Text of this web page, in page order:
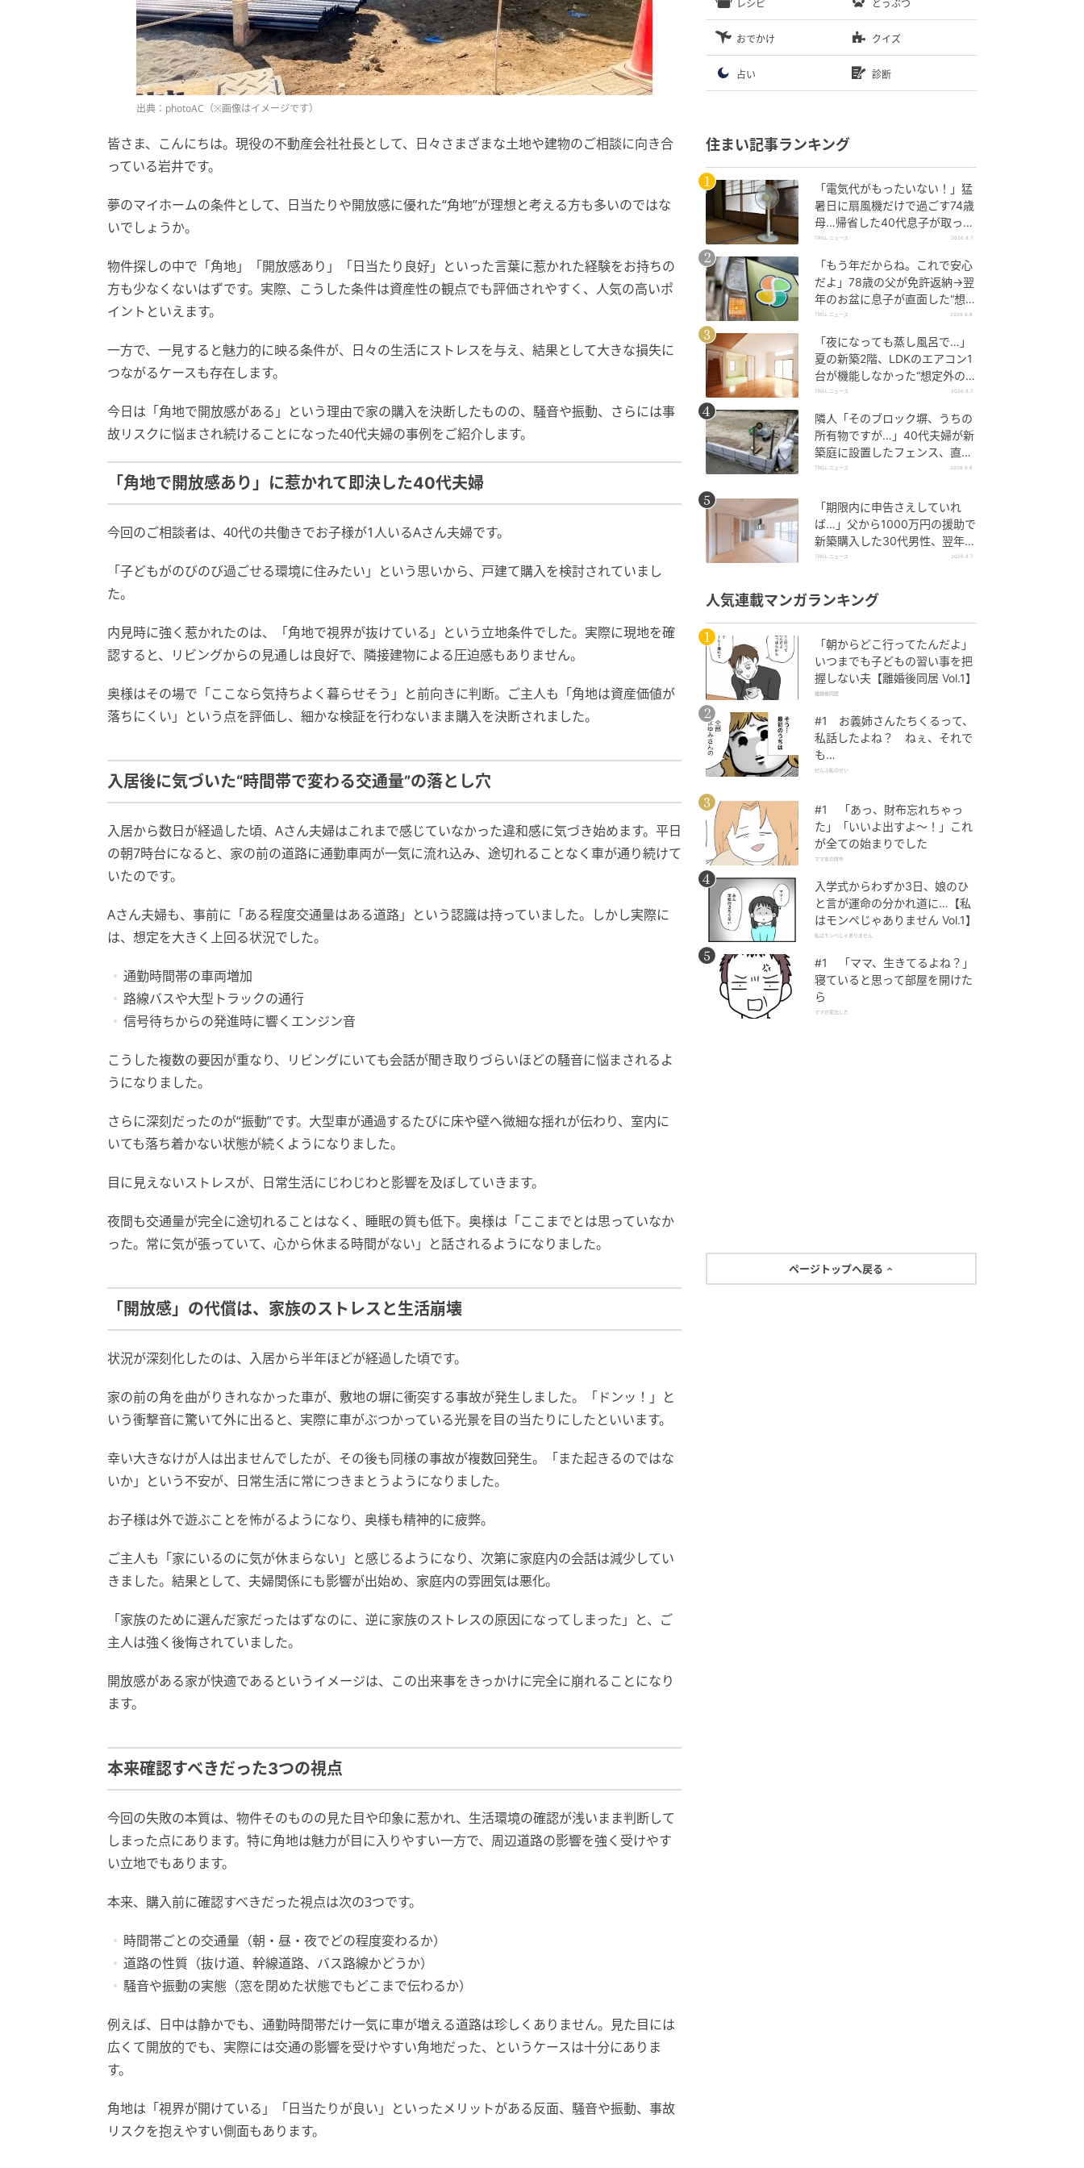
出典：photoAC（※画像はイメージです）
皆さま、こんにちは。現役の不動産会社社長として、日々さまざまな土地や建物のご相談に向き合
っている岩井です。
夢のマイホームの条件として、日当たりや開放感に優れた“角地”が理想と考える方も多いのではな
いでしょうか。
物件探しの中で「角地」「開放感あり」「日当たり良好」といった言葉に惹かれた経験をお持ちの
方も少なくないはずです。実際、こうした条件は資産性の観点でも評価されやすく、人気の高いポ
イントといえます。
一方で、一見すると魅力的に映る条件が、日々の生活にストレスを与え、結果として大きな損失に
つながるケースも存在します。
今日は「角地で開放感がある」という理由で家の購入を決断したものの、騒音や振動、さらには事
故リスクに悩まされ続けることになった40代夫婦の事例をご紹介します。
「角地で開放感あり」に惹かれて即決した40代夫婦
今回のご相談者は、40代の共働きでお子様が1人いるAさん夫婦です。
「子どもがのびのび過ごせる環境に住みたい」という思いから、戸建て購入を検討されていまし
た。
内見時に強く惹かれたのは、「角地で視界が抜けている」という立地条件でした。実際に現地を確
認すると、リビングからの見通しは良好で、隣接建物による圧迫感もありません。
奥様はその場で「ここなら気持ちよく暮らせそう」と前向きに判断。ご主人も「角地は資産価値が
落ちにくい」という点を評価し、細かな検証を行わないまま購入を決断されました。
入居後に気づいた“時間帯で変わる交通量”の落とし穴
入居から数日が経過した頃、Aさん夫婦はこれまで感じていなかった違和感に気づき始めます。平日
の朝7時台になると、家の前の道路に通勤車両が一気に流れ込み、途切れることなく車が通り続けて
いたのです。
Aさん夫婦も、事前に「ある程度交通量はある道路」という認識は持っていました。しかし実際に
は、想定を大きく上回る状況でした。
通勤時間帯の車両増加
路線バスや大型トラックの通行
信号待ちからの発進時に響くエンジン音
こうした複数の要因が重なり、リビングにいても会話が聞き取りづらいほどの騒音に悩まされるよ
うになりました。
さらに深刻だったのが“振動”です。大型車が通過するたびに床や壁へ微細な揺れが伝わり、室内に
いても落ち着かない状態が続くようになりました。
目に見えないストレスが、日常生活にじわじわと影響を及ぼしていきます。
夜間も交通量が完全に途切れることはなく、睡眠の質も低下。奥様は「ここまでとは思っていなか
った。常に気が張っていて、心から休まる時間がない」と話されるようになりました。
「開放感」の代償は、家族のストレスと生活崩壊
状況が深刻化したのは、入居から半年ほどが経過した頃です。
家の前の角を曲がりきれなかった車が、敷地の塀に衝突する事故が発生しました。「ドンッ！」と
いう衝撃音に驚いて外に出ると、実際に車がぶつかっている光景を目の当たりにしたといいます。
幸い大きなけが人は出ませんでしたが、その後も同様の事故が複数回発生。「また起きるのではな
いか」という不安が、日常生活に常につきまとうようになりました。
お子様は外で遊ぶことを怖がるようになり、奥様も精神的に疲弊。
ご主人も「家にいるのに気が休まらない」と感じるようになり、次第に家庭内の会話は減少してい
きました。結果として、夫婦関係にも影響が出始め、家庭内の雰囲気は悪化。
「家族のために選んだ家だったはずなのに、逆に家族のストレスの原因になってしまった」と、ご
主人は強く後悔されていました。
開放感がある家が快適であるというイメージは、この出来事をきっかけに完全に崩れることになり
ます。
本来確認すべきだった3つの視点
今回の失敗の本質は、物件そのものの見た目や印象に惹かれ、生活環境の確認が浅いまま判断して
しまった点にあります。特に角地は魅力が目に入りやすい一方で、周辺道路の影響を強く受けやす
い立地でもあります。
本来、購入前に確認すべきだった視点は次の3つです。
時間帯ごとの交通量（朝・昼・夜でどの程度変わるか）
道路の性質（抜け道、幹線道路、バス路線かどうか）
騒音や振動の実態（窓を閉めた状態でもどこまで伝わるか）
例えば、日中は静かでも、通勤時間帯だけ一気に車が増える道路は珍しくありません。見た目には
広くて開放的でも、実際には交通の影響を受けやすい角地だった、というケースは十分にありま
す。
角地は「視界が開けている」「日当たりが良い」といったメリットがある反面、騒音や振動、事故
リスクを抱えやすい側面もあります。
レシピ どうぶつ
おでかけ クイズ
占い 診断
住まい記事ランキング
「電気代がもったいない！」猛
暑日に扇風機だけで過ごす74歳
母…帰省した40代息子が取っ
た“実家のエアコン”対策
TRILL ニュース 2026.8.7
「もう年だからね。これで安心
だよ」78歳の父が免許返納→翌
年のお盆に息子が直面した“想定
外の壁”
TRILL ニュース 2026.8.6
「夜になっても蒸し風呂で…」
夏の新築2階、LDKのエアコン1
台が機能しなかった“想定外のワ
ケ”【一級建築士は見た】
TRILL ニュース 2026.8.7
隣人「そのブロック塀、うちの
所有物ですが…」40代夫婦が新
築庭に設置したフェンス、直後
に迫られた"顛末"
TRILL ニュース 2026.8.6
「期限内に申告さえしていれ
ば…」父から1000万円の援助で
新築購入した30代男性、翌年夏
に届いた“税務署からの通知”
TRILL ニュース 2026.8.7
人気連載マンガランキング
「朝からどこ行ってたんだよ」
いつまでも子どもの習い事を把
握しない夫【離婚後同居 Vol.1】
離婚後同居
#1 お義姉さんたちくるって、
私話したよね？ ねぇ、それで
も…
ぜんぶ私のせい
#1 「あっ、財布忘れちゃっ
た」「いいよ出すよ〜！」これ
が全ての始まりでした
ママ友の財布
入学式からわずか3日、娘のひ
と言が運命の分かれ道に…【私
はモンペじゃありません Vol.1】
私はモンペじゃありません
#1 「ママ、生きてるよね？」
寝ていると思って部屋を開けた
ら
ママが家出した
ページトップへ戻る